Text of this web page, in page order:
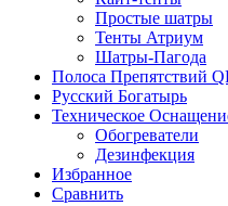
Простые шатры
Тенты Атриум
Шатры-Пагода
Полоса Препятствий
Русский Богатырь
Техническое
Обогреватели
Дезинфекция
Избранное
Сравнить